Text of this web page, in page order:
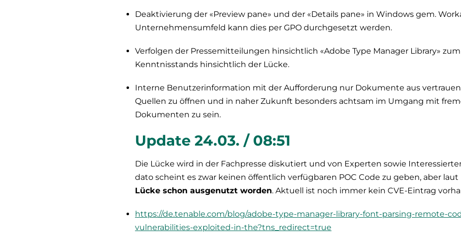
Deaktivierung der «Preview pane» und der «Details pane» in Windows gem.
Unternehmensumfeld kann dies per GPO durchgesetzt werden.
Verfolgen der Pressemitteilungen hinsichtlich «Adobe Type Manager Library»
Kenntnisstands hinsichtlich der Lücke.
Interne Benutzerinformation mit der Aufforderung nur Dokumente aus
Quellen zu öffnen und in naher Zukunft besonders achtsam im Umgang mit
Dokumenten zu sein.
Update 24.03. / 08:51
Die Lücke wird in der Fachpresse diskutiert und von Experten sowie
dato scheint es zwar keinen öffentlich verfügbaren POC Code zu geben, aber laut
Lücke schon ausgenutzt worden. Aktuell ist noch immer kein CVE-Eintrag
https://de.tenable.com/blog/adobe-type-manager-library-font-parsing-remote-
vulnerabilities-exploited-in-the?tns_redirect=true